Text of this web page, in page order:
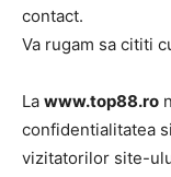
contact.
Va rugam sa cititi
La www.top88.ro
confidentialitatea
vizitatorilor site-